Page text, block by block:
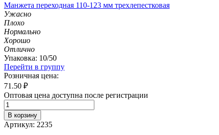
Манжета переходная 110-123 мм трехлепестковая
Ужасно
Плохо
Нормально
Хорошо
Отлично
Упаковка: 10/50
Перейти в группу
Розничная цена:
71.50 ₽
Оптовая цена доступна после регистрации
В корзину
Артикул: 2235